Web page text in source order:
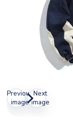
Previous
image
Next
image